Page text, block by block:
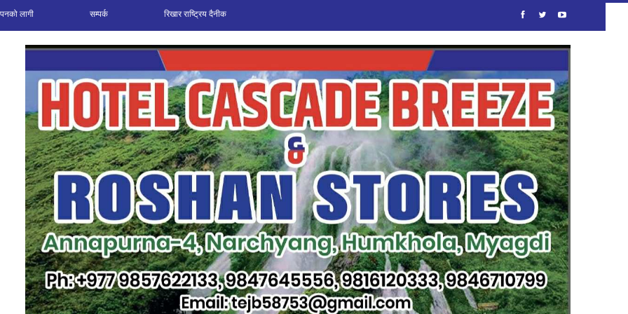
लागी सम्पर्क रिखार राष्ट्रिय दैनीक